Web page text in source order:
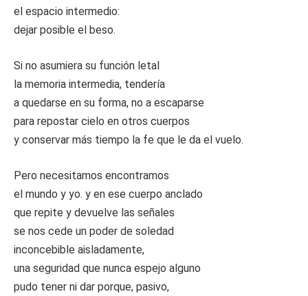
el espacio intermedio:
dejar posible el beso.
Si no asumiera su función letal
la memoria intermedia, tendería
a quedarse en su forma, no a escaparse
para repostar cielo en otros cuerpos
y conservar más tiempo la fe que le da el vuelo.
Pero necesitamos encontramos
el mundo y yo. y en ese cuerpo anclado
que repite y devuelve las señales
se nos cede un poder de soledad
inconcebible aisladamente,
una seguridad que nunca espejo alguno
pudo tener ni dar porque, pasivo,